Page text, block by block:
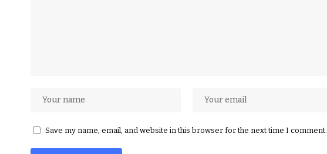
Save my name, email, and website in this browser for the next time I comment.